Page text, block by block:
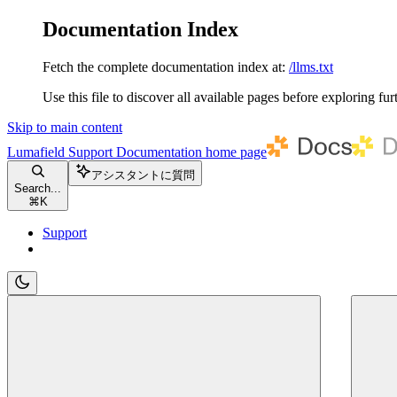
Documentation Index
Fetch the complete documentation index at: /llms.txt
Use this file to discover all available pages before exploring
Skip to main content
Lumafield Support Documentation home page
Search...
⌘ K
アシスタントに質問
Support